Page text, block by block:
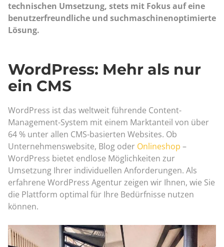
technischen Umsetzung, stets mit Fokus auf eine
benutzerfreundliche und suchmaschinenoptimierte
Lösung.
WordPress: Mehr als nur
ein CMS
WordPress ist das weltweit führende Content-
Management-System mit einem Marktanteil von über
64 % unter allen CMS-basierten Websites. Ob
Unternehmenswebsite, Blog oder Onlineshop –
WordPress bietet endlose Möglichkeiten zur
Umsetzung Ihrer individuellen Anforderungen. Als
erfahrene WordPress Agentur zeigen wir Ihnen, wie Sie
die Plattform optimal für Ihre Bedürfnisse nutzen
können.